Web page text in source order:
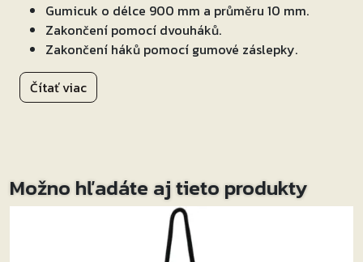
Gumicuk o délce 900 mm a průměru 10 mm.
Zakončení pomocí dvouháků.
Zakončení háků pomocí gumové záslepky.
Čítať viac
Možno hľadáte aj tieto produkty